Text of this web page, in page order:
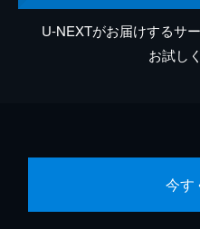
U-NEXTがお届けするサ
お試し
今す